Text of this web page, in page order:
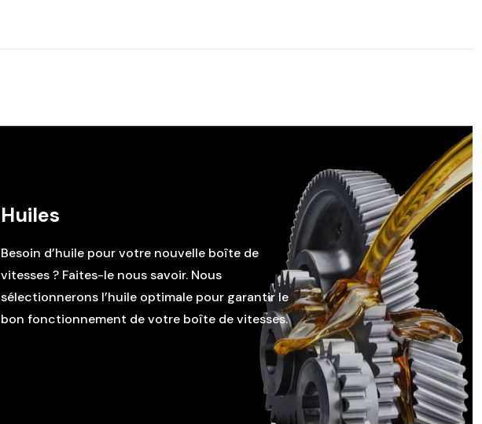
Huiles
Besoin d’huile pour votre nouvelle boîte de
vitesses ? Faites-le nous savoir. Nous
sélectionnerons l’huile optimale pour garantir le
bon fonctionnement de votre boîte de vitesses.